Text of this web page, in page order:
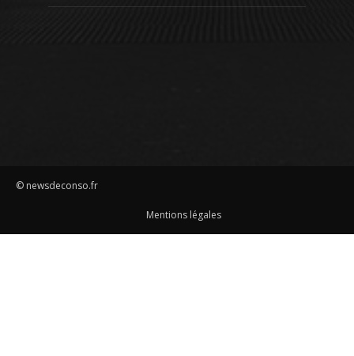
© newsdeconso.fr
Mentions légales